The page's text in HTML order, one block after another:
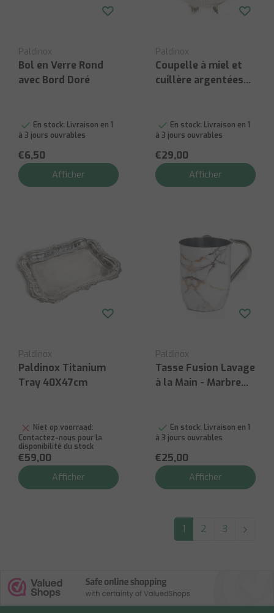
Paldinox
Bol en Verre Rond
avec Bord Doré
En stock: Livraison en 1
à 3 jours ouvrables
€6,50
Afficher
Paldinox
Coupelle à miel et
cuillère argentées
En stock: Livraison en 1
à 3 jours ouvrables
€29,00
Afficher
Paldinox
Paldinox Titanium
Tray 40X47cm
Niet op voorraad:
Contactez-nous pour la
disponibilité du stock
€59,00
Afficher
Paldinox
Tasse Fusion Lavage
à la Main - Marbre
En stock: Livraison en 1
à 3 jours ouvrables
€25,00
Afficher
1 2 3